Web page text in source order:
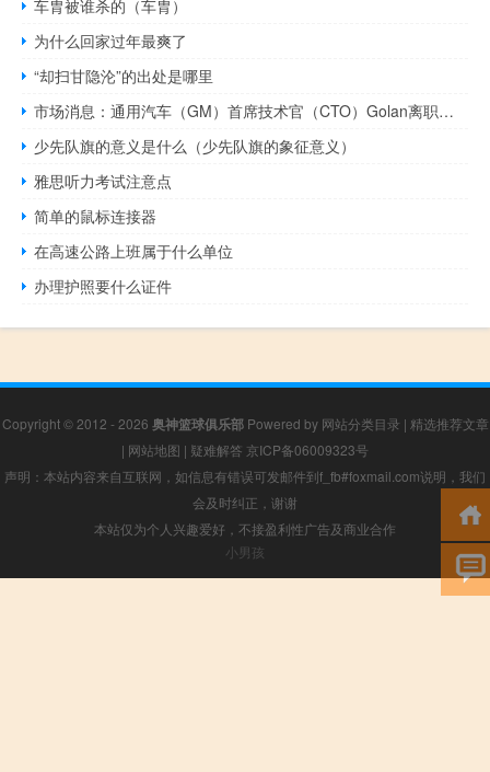
车胄被谁杀的（车胄）
为什么回家过年最爽了
“却扫甘隐沦”的出处是哪里
市场消息：通用汽车（GM）首席技术官（CTO）Golan离职距离其入职刚刚一个月
少先队旗的意义是什么（少先队旗的象征意义）
雅思听力考试注意点
简单的鼠标连接器
在高速公路上班属于什么单位
办理护照要什么证件
Copyright © 2012 - 2026 奥神篮球俱乐部Powered by 网站分类目录 | 精选推荐文章
| 网站地图 | 疑难解答 京ICP备06009323号
声明：本站内容来自互联网，如信息有错误可发邮件到f_fb#foxmail.com说明，我们
会及时纠正，谢谢
本站仅为个人兴趣爱好，不接盈利性广告及商业合作
小男孩